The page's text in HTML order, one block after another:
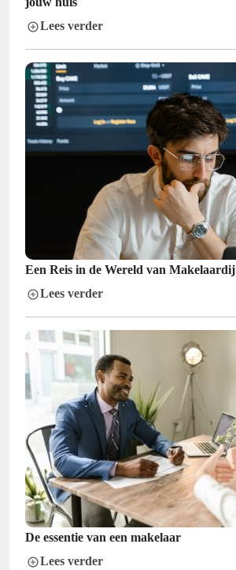
Lees verder
Een Reis in de Wereld van Makelaardij
Lees verder
De essentie van een makelaar
Lees verder